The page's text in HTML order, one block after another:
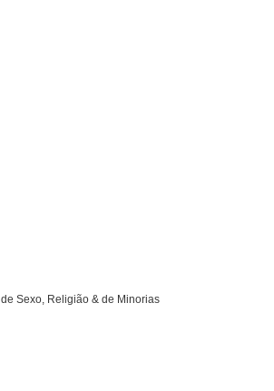
Sexo, Religião & de Minorias